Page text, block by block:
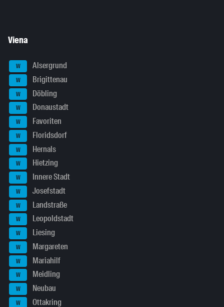
Viena
W Alsergrund
W Brigittenau
W Döbling
W Donaustadt
W Favoriten
W Floridsdorf
W Hernals
W Hietzing
W Innere Stadt
W Josefstadt
W Landstraße
W Leopoldstadt
W Liesing
W Margareten
W Mariahilf
W Meidling
W Neubau
W Ottakring